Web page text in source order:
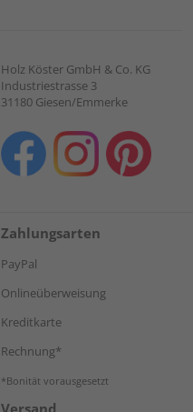
Holz Köster GmbH & Co. KG
Industriestrasse 3
31180 Giesen/Emmerke
Zahlungsarten
PayPal
Onlineüberweisung
Kreditkarte
Rechnung*
*Bonität vorausgesetzt